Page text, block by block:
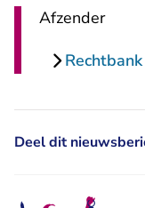
Afzender
Deel dit